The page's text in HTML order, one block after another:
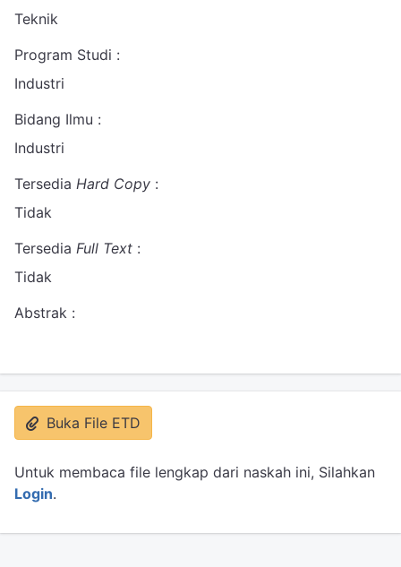
Teknik
Program Studi :
Industri
Bidang Ilmu :
Industri
Tersedia Hard Copy :
Tidak
Tersedia Full Text :
Tidak
Abstrak :
Buka File ETD
Untuk membaca file lengkap dari naskah ini, Silahkan
Login.